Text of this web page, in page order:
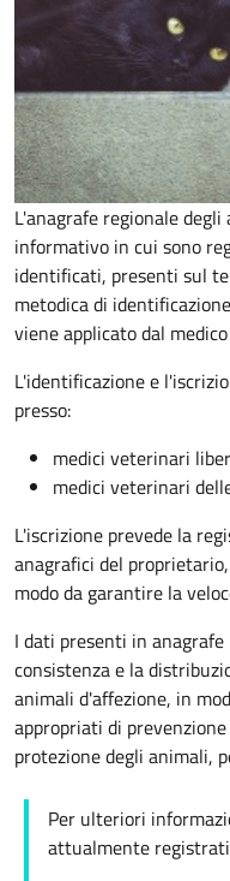
L'anagrafe regionale
informativo in cui sono
identificati, presenti sul
metodica di
viene applicato dal
L'identificazione e
presso:
medici veterinari
medici veterinari
L'iscrizione prevede la
anagrafici del
modo da garantire la
I dati presenti in
consistenza e la
animali d'affezione, in
appropriati di
protezione degli animali,
Per ulteriori
attualmente